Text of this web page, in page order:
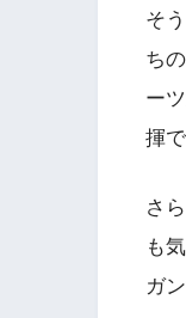
そ
ち
ー
揮
さ
も
ガ